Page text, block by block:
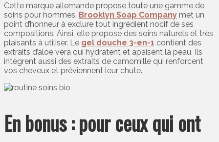
Cette marque allemande propose toute une gamme de
soins pour hommes. Brooklyn Soap Company met un
point d’honneur à exclure tout ingrédient nocif de ses
compositions. Ainsi, elle propose des soins naturels et très
plaisants à utiliser. Le gel douche 3-en-1 contient des
extraits d’aloe vera qui hydratent et apaisent la peau. Ils
intègrent aussi des extraits de camomille qui renforcent
vos cheveux et préviennent leur chute.
En bonus : pour ceux qui ont